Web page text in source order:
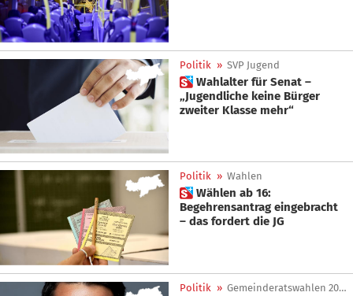
Politik » SVP Jugend
 Wahlalter für Senat –
„Jugendliche keine Bürger
zweiter Klasse mehr“
Politik » Wahlen
 Wählen ab 16:
Begehrensantrag eingebracht
– das fordert die JG
Politik » Gemeinderatswahlen 2020